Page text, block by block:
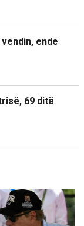
ende
69 ditë